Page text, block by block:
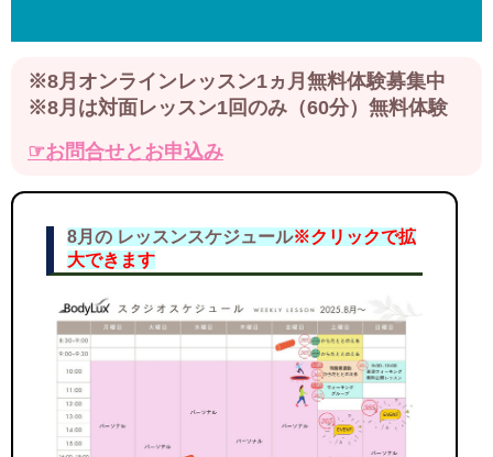
※8月オンラインレッスン1ヵ月無料体験募集中
※8月は対面レッスン1回のみ（60分）無料体験
☞お問合せとお申込み
8月の レッスンスケジュール※クリックで拡
大できます